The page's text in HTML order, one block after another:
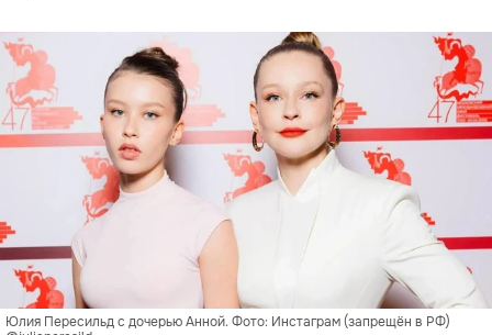
Юлия Пересильд с дочерью Анной. Фото: Инстаграм (запрещён в РФ)